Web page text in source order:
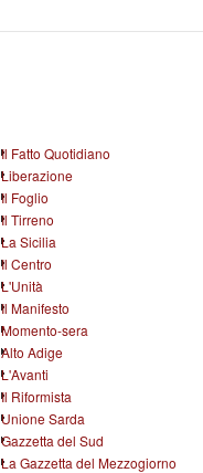
Il Fatto Quotidiano
Liberazione
Il Foglio
Il Tirreno
La Sicilia
Il Centro
L'Unità
Il Manifesto
Momento-sera
Alto Adige
L'Avanti
Il Riformista
Unione Sarda
Gazzetta del Sud
La Gazzetta del Mezzogiorno